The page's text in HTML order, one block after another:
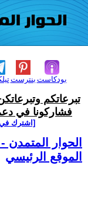
بنترست بودكاست
تبرعاتكم
فشاركونا في
[اشترك في
الحوار المتمدن
الموقع الرئيسي